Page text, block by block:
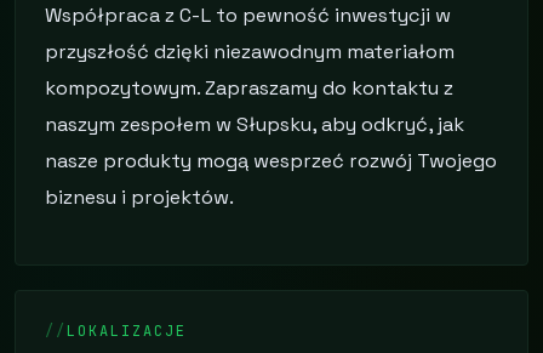
Współpraca z C-L to pewność inwestycji w
przyszłość dzięki niezawodnym materiałom
kompozytowym. Zapraszamy do kontaktu z
naszym zespołem w Słupsku, aby odkryć, jak
nasze produkty mogą wesprzeć rozwój Twojego
biznesu i projektów.
LOKALIZACJE